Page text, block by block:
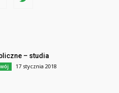
– studia
17 stycznia 2018